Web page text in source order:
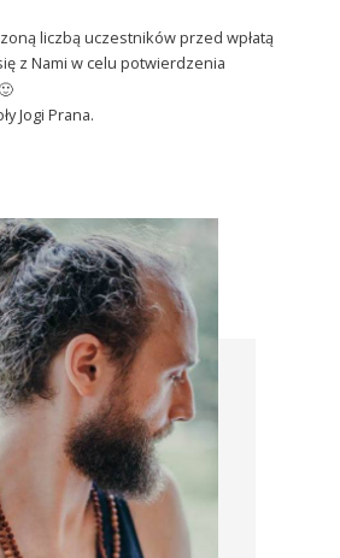
liczbą uczestników przed wpłatą
z Nami w celu potwierdzenia
Jogi Prana.